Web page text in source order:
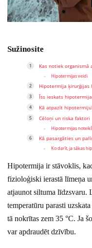
Sužinosite
Kas notiek organismā
Hipotermijas veidi
Hipotermija ķirurģijas
Īss ieskats
Kā atpazīt
Cēloņi un riska faktori
Hipotermijas
Kā pasargāties un
Ko darīt, ja sākas
Hipotermija ir stāvoklis,
fizioloģiski ierastā līmeņa
atjaunot siltuma līdzsvaru.
temperatūru parasti
tā nokrītas zem 35 °C. Ja
var apdraudēt dzīvību.